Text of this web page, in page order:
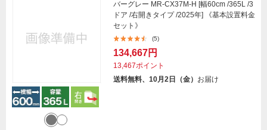
バーグレー MR-CX37M-H [幅60cm /365L /3
ドア /右開きタイプ /2025年] 《基本設置料金
セット》
(5)
134,667円
13,467ポイント
送料無料、10月2日（金） お届け